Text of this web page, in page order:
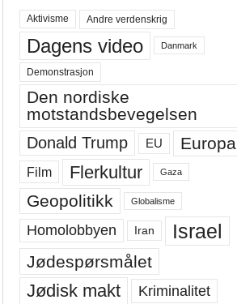
Aktivisme Andre verdenskrig
Dagens video Danmark
Demonstrasjon
Den nordiske
motstandsbevegelsen
Donald Trump EU Europa
Film Flerkultur Gaza
Geopolitikk Globalisme
Homolobbyen Iran Israel
Jødespørsmålet
Jødisk makt Kriminalitet